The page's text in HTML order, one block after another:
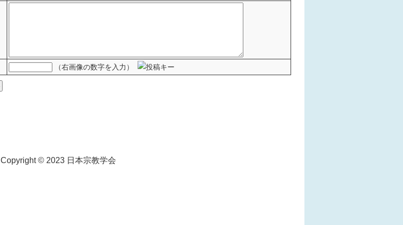
（右画像の数字を入力）
Copyright © 2023 日本宗教学会